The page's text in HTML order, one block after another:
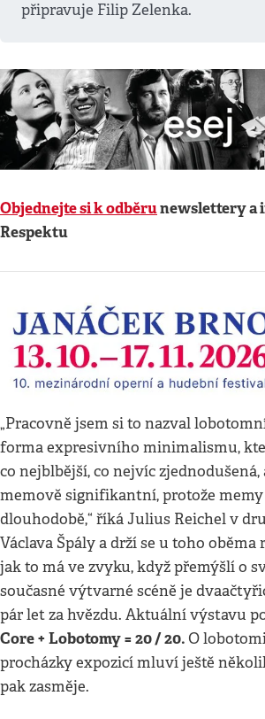
připravuje Filip Zelenka.
Objednejte si k odběrunewslettery a
Respektu
„Pracovně jsem si to nazval
forma expresivního minimalismu,
co nejblbější, co nejvíc zjednodušená,
memově signifikantní, protože memy
dlouhodobě,“ říká Julius Reichel v
Václava Špály a drží se u toho oběma
jak to má ve zvyku, když přemýšlí o
současné výtvarné scéně je
pár let za hvězdu. Aktuální výstavu
Core + Lobotomy = 20 / 20.O
procházky expozicí mluví ještě
pak zasměje.